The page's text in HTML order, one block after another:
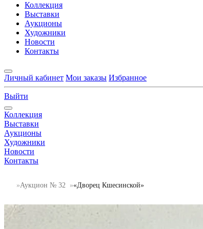
Коллекция
Выставки
Аукционы
Художники
Новости
Контакты
Личный кабинет Мои заказы Избранное
Выйти
Коллекция
Выставки
Аукционы
Художники
Новости
Контакты
Аукцион № 32 «Дворец Кшесинской»